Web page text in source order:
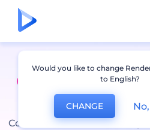
Crear logo gratis
de
Con nuestro creador de
Would you like to change
to English?
CHANGE